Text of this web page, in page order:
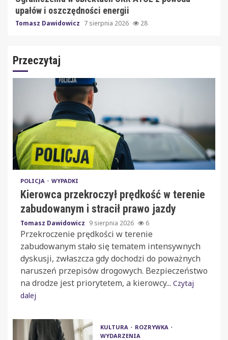
upałów i oszczędności energii
Tomasz Dawidowicz 7 sierpnia 2026 28
Przeczytaj
POLICJA WYPADKI
Kierowca przekroczył prędkość w terenie
zabudowanym i stracił prawo jazdy
Tomasz Dawidowicz 9 sierpnia 2026 6
Przekroczenie prędkości w terenie
zabudowanym stało się tematem intensywnych
dyskusji, zwłaszcza gdy dochodzi do poważnych
naruszeń przepisów drogowych. Bezpieczeństwo
na drodze jest priorytetem, a kierowcy... Czytaj
dalej
KULTURA
ROZRYWKA
WYDARZENIA